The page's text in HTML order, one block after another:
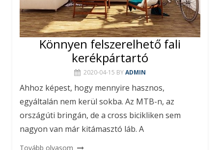
Könnyen felszerelhető fali
kerékpártartó
2020-04-15 BYADMIN
Ahhoz képest, hogy mennyire hasznos,
egyáltalán nem kerül sokba. Az MTB-n, az
országúti bringán, de a cross bicikliken sem
nagyon van már kitámasztó láb. A
Tovább olvasom